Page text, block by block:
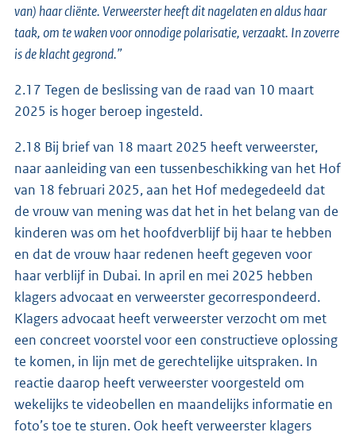
van) haar cliënte. Verweerster heeft dit nagelaten en aldus haar
taak, om te waken voor onnodige polarisatie, verzaakt. In zoverre
is de klacht gegrond.”
2.17 Tegen de beslissing van de raad van 10 maart
2025 is hoger beroep ingesteld.
2.18 Bij brief van 18 maart 2025 heeft verweerster,
naar aanleiding van een tussenbeschikking van het Hof
van 18 februari 2025, aan het Hof medegedeeld dat
de vrouw van mening was dat het in het belang van de
kinderen was om het hoofdverblijf bij haar te hebben
en dat de vrouw haar redenen heeft gegeven voor
haar verblijf in Dubai. In april en mei 2025 hebben
klagers advocaat en verweerster gecorrespondeerd.
Klagers advocaat heeft verweerster verzocht om met
een concreet voorstel voor een constructieve oplossing
te komen, in lijn met de gerechtelijke uitspraken. In
reactie daarop heeft verweerster voorgesteld om
wekelijks te videobellen en maandelijks informatie en
foto’s toe te sturen. Ook heeft verweerster klagers